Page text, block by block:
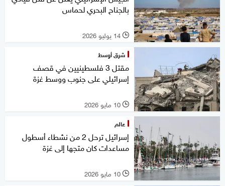
بالجناح البحري لحماس
l 14 يوليو 2026
شرق أوسط
مقتل 3 فلسطينيين في قصف
إسرائيلي على جنوب ووسط غزة
l 10 مايو 2026
عالم
إسرائيل ترحل 2 من نشطاء أسطول
مساعدات كان متجها إلى غزة
l 10 مايو 2026